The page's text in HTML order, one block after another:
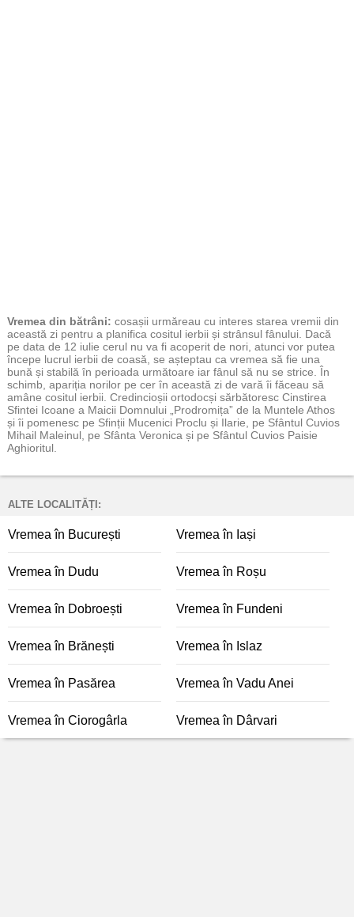
Vremea din bătrâni: cosașii urmăreau cu interes starea vremii din
această zi pentru a planifica cositul ierbii și strânsul fânului. Dacă
pe data de 12 iulie cerul nu va fi acoperit de nori, atunci vor putea
începe lucrul ierbii de coasă, se așteptau ca vremea să fie una
bună și stabilă în perioada următoare iar fânul să nu se strice. În
schimb, apariția norilor pe cer în această zi de vară îi făceau să
amâne cositul ierbii. Credincioșii ortodocși sărbătoresc Cinstirea
Sfintei Icoane a Maicii Domnului „Prodromița” de la Muntele Athos
și îi pomenesc pe Sfinții Mucenici Proclu și Ilarie, pe Sfântul Cuvios
Mihail Maleinul, pe Sfânta Veronica și pe Sfântul Cuvios Paisie
Aghioritul.
ALTE LOCALITĂȚI:
Vremea în București Vremea în Iași
Vremea în Dudu Vremea în Roșu
Vremea în Dobroești Vremea în Fundeni
Vremea în Brănești Vremea în Islaz
Vremea în Pasărea Vremea în Vadu Anei
Vremea în Ciorogârla Vremea în Dârvari